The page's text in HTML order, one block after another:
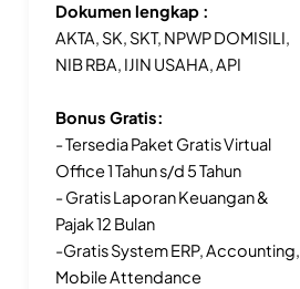
Dokumen lengkap :
AKTA, SK, SKT, NPWP DOMISILI,
NIB RBA, IJIN USAHA, API
Bonus Gratis:
- Tersedia Paket Gratis Virtual
Office 1 Tahun s/d 5 Tahun
- Gratis Laporan Keuangan &
Pajak 12 Bulan
-Gratis System ERP, Accounting,
Mobile Attendance